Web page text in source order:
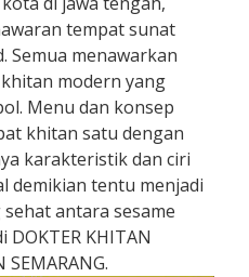
tempat sunat
Semua menawarkan
modern yang
Menu dan konsep
khitan satu dengan
karakteristik dan ciri
demikian tentu menjadi
antara sesame
KHITAN
SEMARANG.